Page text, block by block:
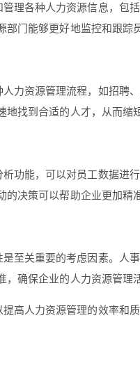
理各种人力资源信息，包
门能够更好地监控和跟踪
力资源管理流程，如招聘
找到合适的人才，从而缩
功能，可以对员工数据进
决策可以帮助企业更加精
至关重要的考虑因素。人
确保企业的人力资源管理
高人力资源管理的效率和